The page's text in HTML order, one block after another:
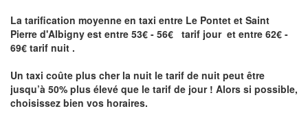
La tarification moyenne en taxi entre Le Pontet et Saint
Pierre d'Albigny est entre 53€ - 56€ tarif jour et entre 62€ -
69€ tarif nuit .
Un taxi coûte plus cher la nuit le tarif de nuit peut être
jusqu’à 50% plus élevé que le tarif de jour ! Alors si possible,
choisissez bien vos horaires.